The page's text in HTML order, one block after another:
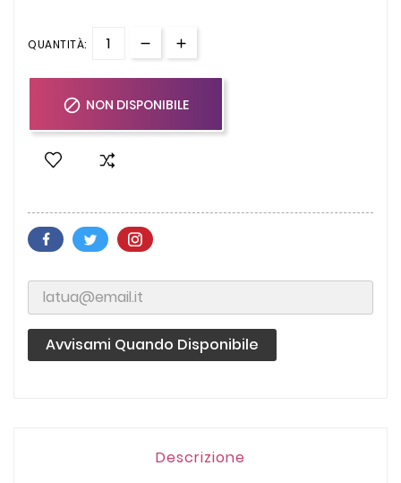
QUANTITÀ:
 NON DISPONIBILE
Avvisami Quando Disponibile
Descrizione